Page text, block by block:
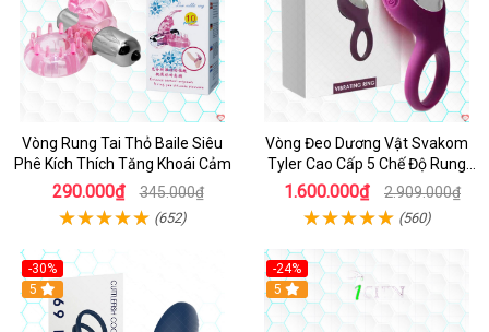
Vòng Rung Tai Thỏ Baile Siêu
Phê Kích Thích Tăng Khoái Cảm
290.000₫ 345.000₫
(652)
Vòng Đeo Dương Vật Svakom
Tyler Cao Cấp 5 Chế Độ Rung
Mạnh Mẽ Kích Thích Điểm G
1.600.000₫ 2.909.000₫
(560)
-30%
Hot
5
-24%
5